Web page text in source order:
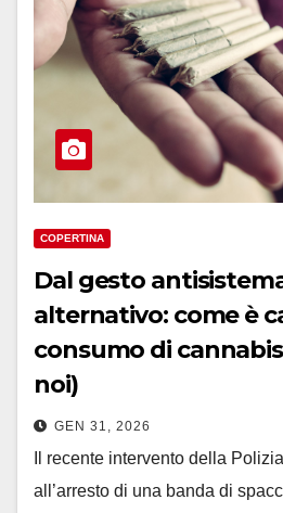
COPERTINA
Dal gesto
alternativo: come è
consumo di
noi)
GEN 31, 2026
Il recente intervento della
all’arresto di una banda di